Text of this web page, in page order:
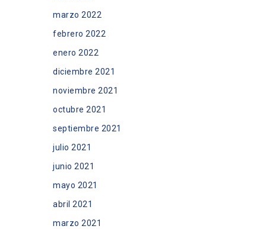
marzo 2022
febrero 2022
enero 2022
diciembre 2021
noviembre 2021
octubre 2021
septiembre 2021
julio 2021
junio 2021
mayo 2021
abril 2021
marzo 2021